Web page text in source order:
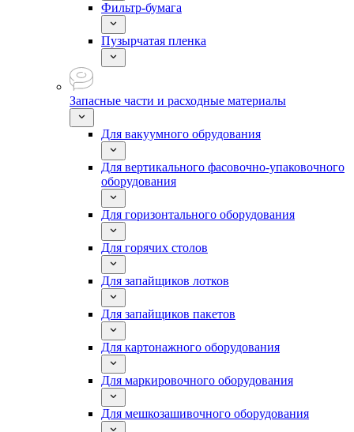
Фильтр-бумага
Пузырчатая пленка
Запасные части и расходные материалы
Для вакуумного обрудования
Для вертикального фасовочно-упаковочного
оборудования
Для горизонтального оборудования
Для горячих столов
Для запайщиков лотков
Для запайщиков пакетов
Для картонажного оборудования
Для маркировочного оборудования
Для мешкозашивочного оборудования